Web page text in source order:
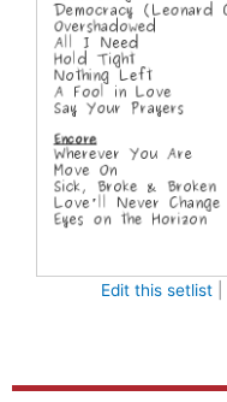
Edit this setlist|